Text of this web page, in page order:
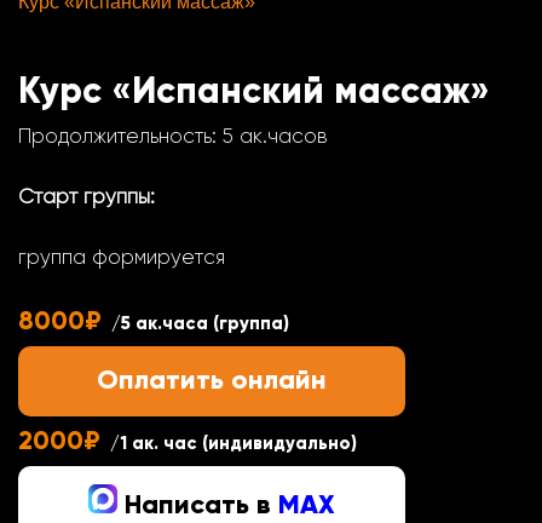
Курс «Испанский массаж»
Продолжительность: 5 ак.часов
Старт группы:
группа формируется
8000₽ /5 ак.часа (группа)
Оплатить онлайн
2000₽ /1 ак. час (индивидуально)
Написать в MAX